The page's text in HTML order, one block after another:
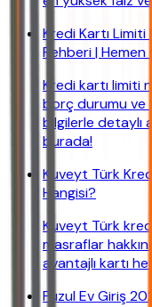
Kredi Kartı
Rehberi | Hemen
Kredi kartı limiti
borç durumu ve
bilgilerle detaylı
burada!
Kuveyt Türk
Hangisi?
Kuveyt Türk
masraflar
avantajlı kartı
Fuzul Ev Giriş